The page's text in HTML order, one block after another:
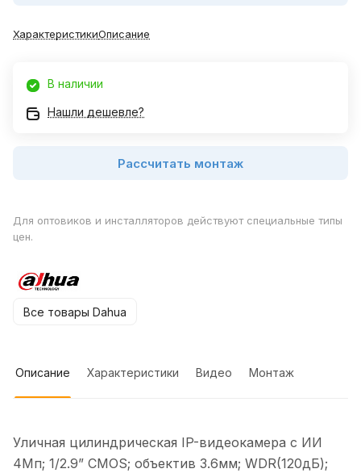
ХарактеристикиОписание
В наличии
Нашли дешевле?
Рассчитать монтаж
Для оптовиков и инсталляторов действуют специальные типы
цен.
Все товары Dahua
Описание Характеристики Видео Монтаж
Уличная цилиндрическая IP-видеокамера с ИИ
4Мп; 1/2.9” CMOS; объектив 3.6мм; WDR(120дБ);